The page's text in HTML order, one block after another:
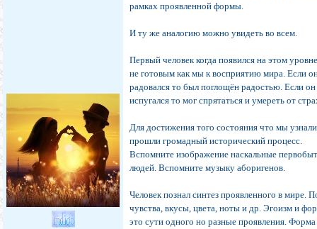
рамках проявленной формы.
И ту же аналогию можно увидеть во всем.
Первый человек когда появился на этом
не готовым как мы к восприятию мира. Если
радовался то был поглощён радостью. Если он
испугался то мог спрятаться и умереть от
Для достижения того состояния что мы
прошли громадный исторический процесс.
Вспомните изображение наскальные
людей. Вспомните музыку аборигенов.
Человек познал синтез проявленного в мире.
чувства, вкусы, цвета, ноты и др. Эгоизм и
это сути одного но разные проявления.